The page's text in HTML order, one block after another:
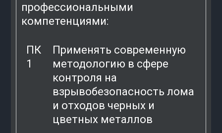
профессиональными
компетенциями:
ПК
1
Применять современную
методологию в сфере
контроля на
взрывобезопасность лома
и отходов черных и
цветных металлов